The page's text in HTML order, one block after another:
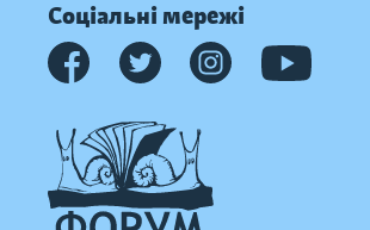
Соціальні мережі